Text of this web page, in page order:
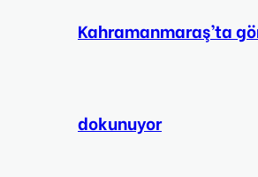
Kahramanmaraş’ta
dokunuyor